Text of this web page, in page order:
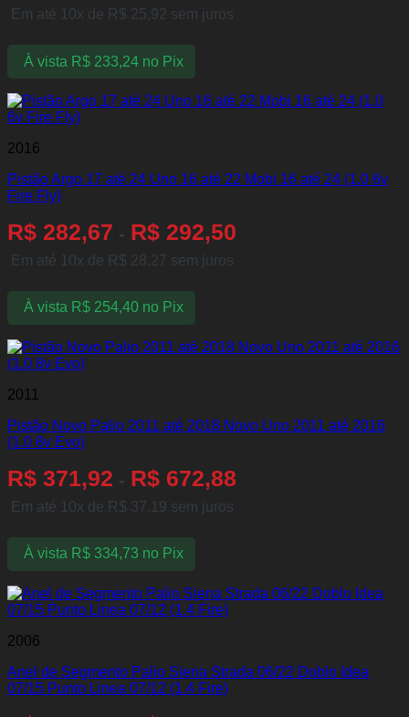
Em até 10x de R$ 25,92 sem juros
À vista R$233,24 no Pix
2016
Pistão Argo 17 até 24 Uno 16 até 22 Mobi 16 até 24 (1.0 6v
Fire Fly)
R$ 282,67 - R$ 292,50
Em até 10x de R$ 28,27 sem juros
À vista R$254,40 no Pix
2011
Pistão Novo Palio 2011 até 2018 Novo Uno 2011 até 2016
(1.0 8v Evo)
R$ 371,92 - R$ 672,88
Em até 10x de R$ 37,19 sem juros
À vista R$334,73 no Pix
2006
Anel de Segmento Palio Siena Strada 06/22 Doblo Idea
07/15 Punto Linea 07/12 (1.4 Fire)